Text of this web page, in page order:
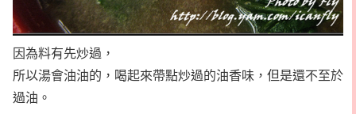
因為料有先炒過，
所以湯會油油的，喝起來帶點炒過的油香味，但是還不至於
過油。